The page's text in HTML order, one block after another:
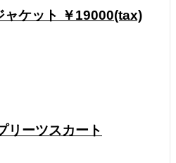
ケット ￥19000(tax)
リーツスカート